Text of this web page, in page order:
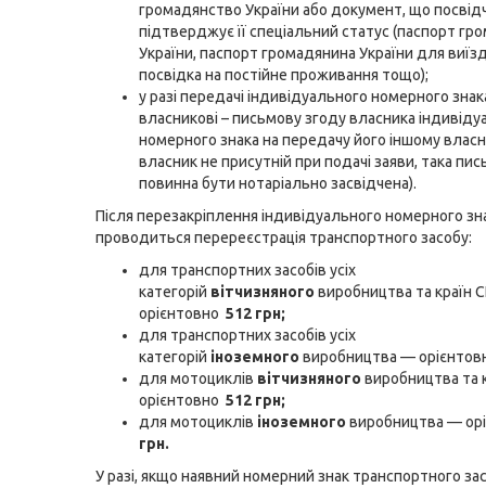
громадянство України або документ, що
підтверджує її спеціальний статус (паспорт
України, паспорт громадянина України для
посвідка на постійне проживання тощо);
у разі передачі індивідуального номерного
власникові – письмову згоду власника
номерного знака на передачу його іншому
власник не присутній при подачі заяви, така
повинна бути нотаріально засвідчена).
Після перезакріплення індивідуального номерного
проводиться перереєстрація транспортного засобу:
для транспортних засобів усіх
категорій вітчизняного виробництва та країн
орієнтовно 512 грн;
для транспортних засобів усіх
категорій іноземного виробництва —
для мотоциклів вітчизняного виробництва та
орієнтовно 512 грн;
для мотоциклів іноземного виробництва —
грн.
У разі, якщо наявний номерний знак транспортного